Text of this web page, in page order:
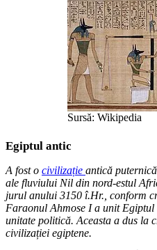
Sursă: Wikipedia
Egiptul antic
A fost o civilizație antică
ale fluviului Nil din nord-estul
jurul anului 3150 î.Hr., conform
Faraonul Ahmose I a unit Egiptul
unitate politică. Aceasta a dus la
civilizației egiptene.